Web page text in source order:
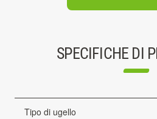
SPECIFICHE DI
Tipo di ugello